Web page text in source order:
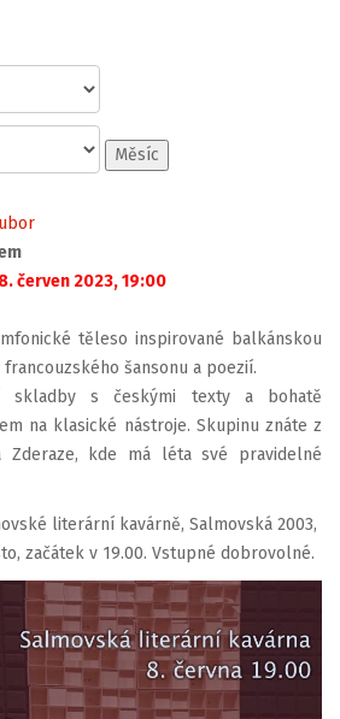
Měsíc
červen 2023, 19:00
těleso inspirované balkánskou
šansonu a poezií.
skladby s českými texty a bohatě
na klasické nástroje. Skupinu znáte z
Zderaze, kde má léta své pravidelné
literární kavárně, Salmovská 2003,
začátek v 19.00. Vstupné dobrovolné.